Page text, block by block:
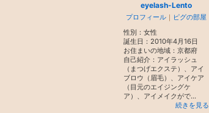
eyelash-Lento
プロフィール ｜ ピグの部屋
性別： 女性
誕生日： 2010年4月16日
お住まいの地域： 京都府
自己紹介：アイラッシュ
（まつげエクステ）、アイ
ブロウ（眉毛）、アイケア
（目元のエイジングケ
ア）、アイメイクがで...
続きを見る